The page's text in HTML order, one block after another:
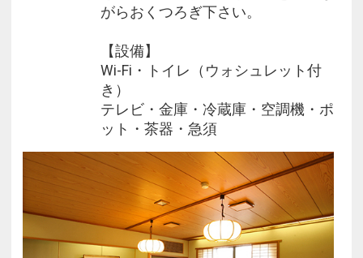
がらおくつろぎ下さい。
【設備】
Wi-Fi・トイレ（ウォシュレット付
き）
テレビ・金庫・冷蔵庫・空調機・ポ
ット・茶器・急須